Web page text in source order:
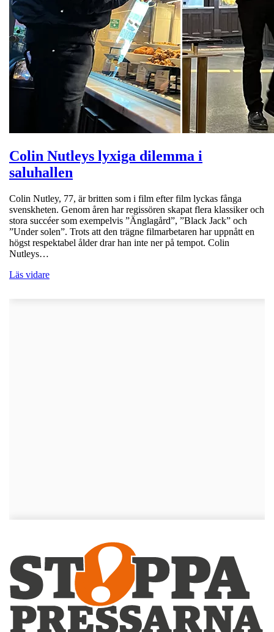
Colin Nutleys lyxiga dilemma i
saluhallen
Colin Nutley, 77, är britten som i film efter film lyckas fånga
svenskheten. Genom åren har regissören skapat flera klassiker och
stora succéer som exempelvis ”Änglagård”, ”Black Jack” och
”Under solen”. Trots att den trägne filmarbetaren har uppnått en
högst respektabel ålder drar han inte ner på tempot. Colin
Nutleys…
Läs vidare